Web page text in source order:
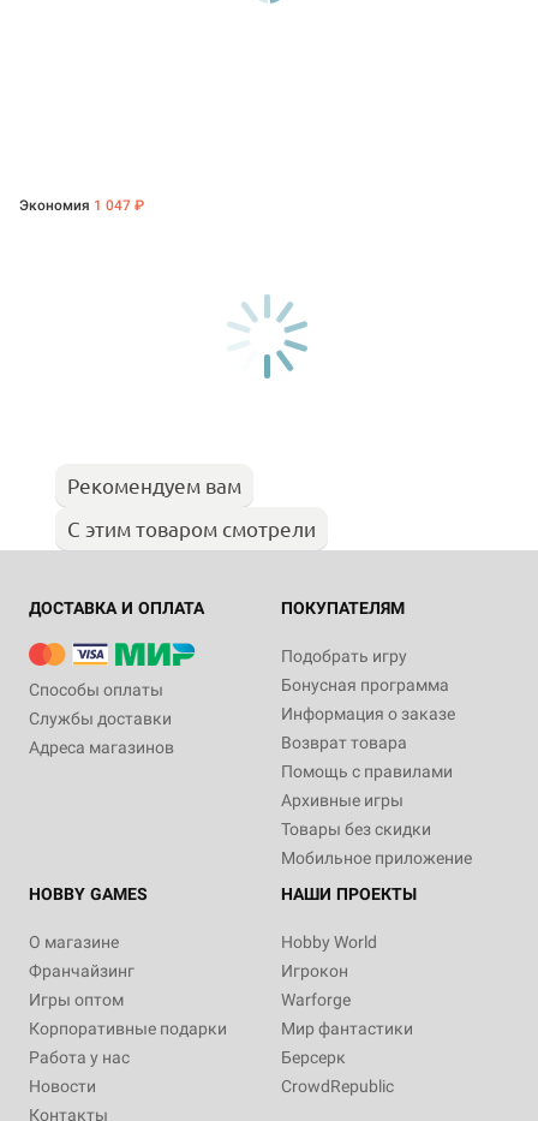
Экономия 1 047 ₽
Рекомендуем вам
С этим товаром смотрели
ДОСТАВКА И ОПЛАТА
Способы оплаты
Службы доставки
Адреса магазинов
ПОКУПАТЕЛЯМ
Подобрать игру
Бонусная программа
Информация о заказе
Возврат товара
Помощь с правилами
Архивные игры
Товары без скидки
Мобильное приложение
HOBBY GAMES
О магазине
Франчайзинг
Игры оптом
Корпоративные подарки
Работа у нас
Новости
Контакты
НАШИ ПРОЕКТЫ
Hobby World
Игрокон
Warforge
Мир фантастики
Берсерк
CrowdRepublic